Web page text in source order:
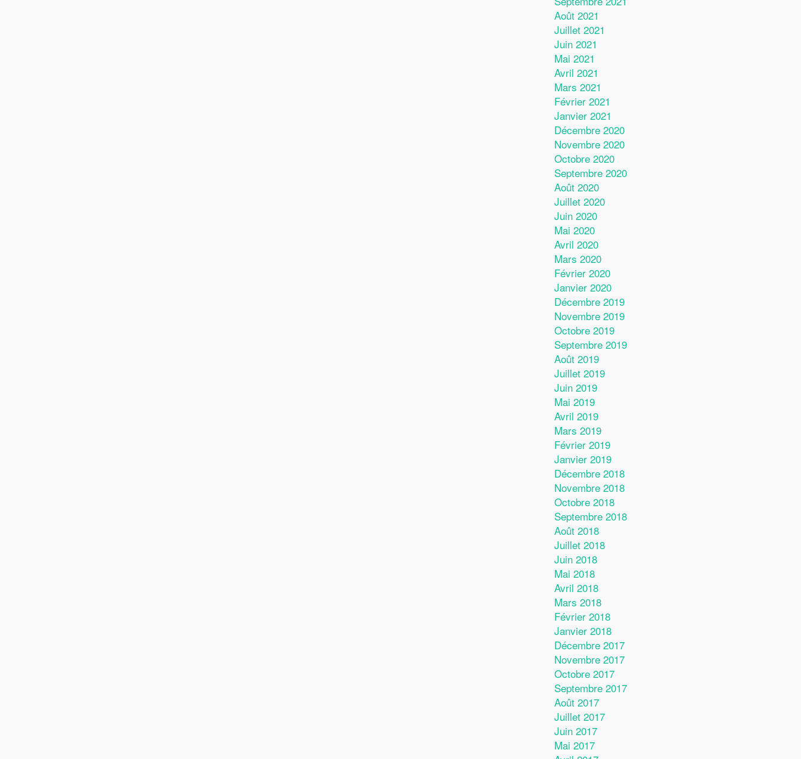
Août 2021
Juillet 2021
Juin 2021
Mai 2021
Avril 2021
Mars 2021
Février 2021
Janvier 2021
Décembre 2020
Novembre 2020
Octobre 2020
Septembre 2020
Août 2020
Juillet 2020
Juin 2020
Mai 2020
Avril 2020
Mars 2020
Février 2020
Janvier 2020
Décembre 2019
Novembre 2019
Octobre 2019
Septembre 2019
Août 2019
Juillet 2019
Juin 2019
Mai 2019
Avril 2019
Mars 2019
Février 2019
Janvier 2019
Décembre 2018
Novembre 2018
Octobre 2018
Septembre 2018
Août 2018
Juillet 2018
Juin 2018
Mai 2018
Avril 2018
Mars 2018
Février 2018
Janvier 2018
Décembre 2017
Novembre 2017
Octobre 2017
Septembre 2017
Août 2017
Juillet 2017
Juin 2017
Mai 2017